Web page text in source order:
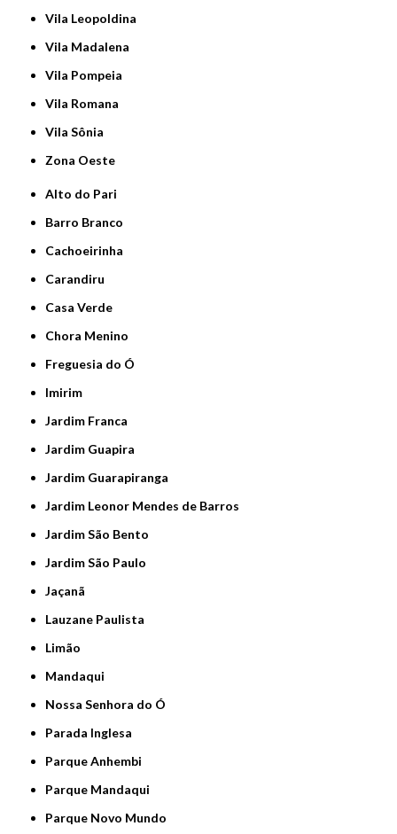
Vila Leopoldina
Vila Madalena
Vila Pompeia
Vila Romana
Vila Sônia
Zona Oeste
Alto do Pari
Barro Branco
Cachoeirinha
Carandiru
Casa Verde
Chora Menino
Freguesia do Ó
Imirim
Jardim Franca
Jardim Guapira
Jardim Guarapiranga
Jardim Leonor Mendes de Barros
Jardim São Bento
Jardim São Paulo
Jaçanã
Lauzane Paulista
Limão
Mandaqui
Nossa Senhora do Ó
Parada Inglesa
Parque Anhembi
Parque Mandaqui
Parque Novo Mundo